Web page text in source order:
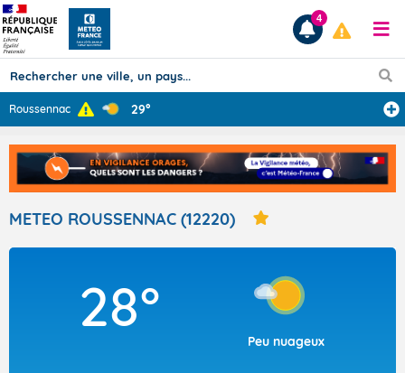
Prévisions
TOUS LES RÉSULTATS
Articles
4
Roussennac 29°
METEO ROUSSENNAC (12220)
28°
Peu nuageux